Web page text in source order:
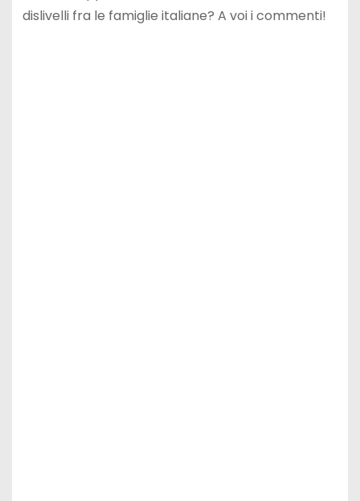
dislivelli fra le famiglie italiane? A voi i commenti!